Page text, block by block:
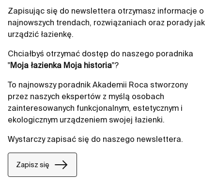
designem, który sprawdzi się nawet w najmniejszych
łazienkach, zapewniając jednocześnie maksymalną
funkcjonalność i estetykę.
Zapisując się do newslettera otrzymasz informacje o
najnowszych trendach, rozwiązaniach oraz porady jak
urządzić łazienkę.
Chciałbyś otrzymać dostęp do naszego poradnika
"Moja łazienka Moja historia"?
To najnowszy poradnik Akademii Roca stworzony
przez naszych ekspertów z myślą osobach
zainteresowanych funkcjonalnym, estetycznym i
ekologicznym urządzeniem swojej łazienki.
Wystarczy zapisać się do naszego newslettera.
Zapisz się